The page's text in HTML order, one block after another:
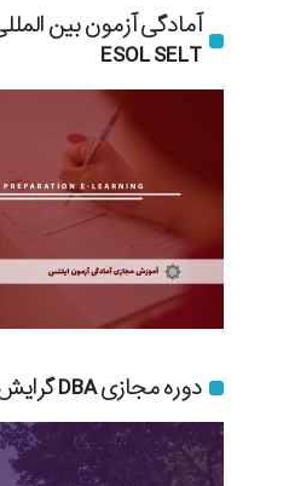
آمادگی آزمون بین
ESOL SELT
دوره مجازی DBA گرایش املاک و مستغلات